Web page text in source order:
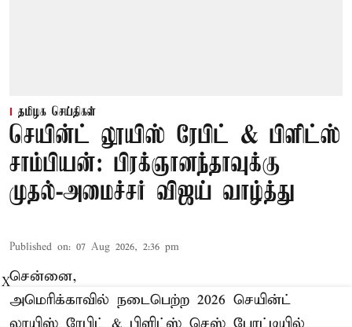
தமிழக செய்திகள்
செயின்ட் லூயிஸ் ரேபிட் & பிளிட்ஸ்
சாம்பியன்: பிரக்ஞானந்தாவுக்கு
முதல்-அமைச்சர் விஜய் வாழ்த்து
Published on: 07 Aug 2026, 2:36 pm
சென்னை,
அமெரிக்காவில் நடைபெற்ற 2026 செயின்ட்
லூயிஸ் ரேபிட் & பிளிட்ஸ் செஸ் போட்டியில்
X